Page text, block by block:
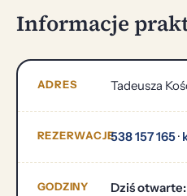
Informacje
ADRES Tadeusza
REZERWACJE538 157 165·
GODZINY Dziś